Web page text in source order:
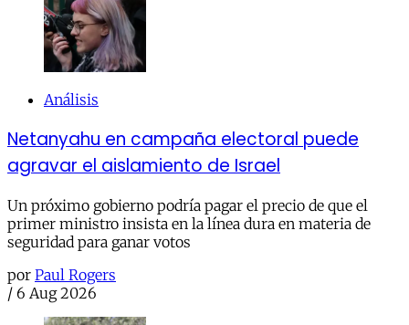
Análisis
Netanyahu en campaña electoral puede
agravar el aislamiento de Israel
Un próximo gobierno podría pagar el precio de que el
primer ministro insista en la línea dura en materia de
seguridad para ganar votos
por Paul Rogers
/ 6 Aug 2026